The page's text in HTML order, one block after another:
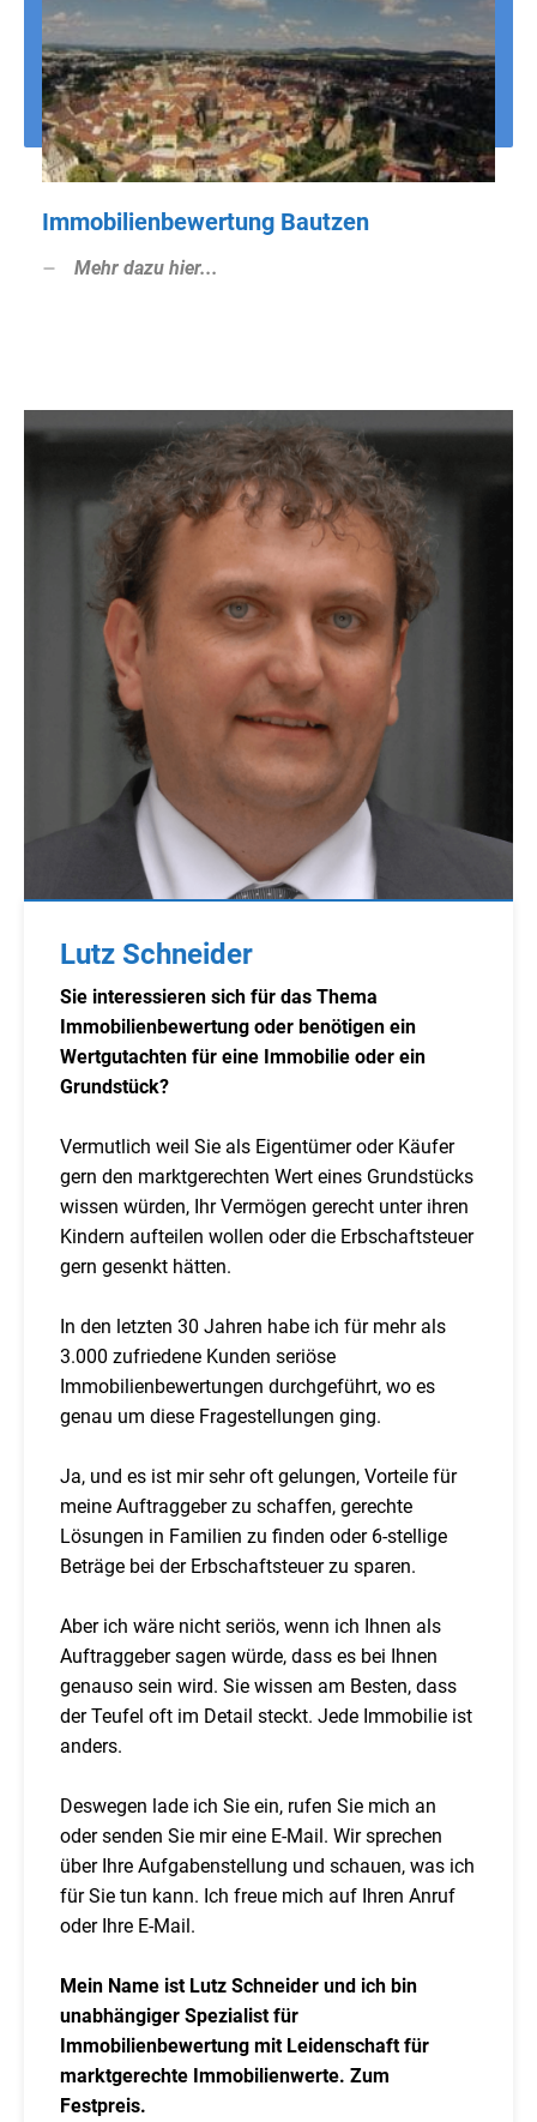
Immobilienbewertung Bautzen
Mehr dazu hier...
Lutz Schneider
Sie interessieren sich für das Thema
Immobilienbewertung oder benötigen ein
Wertgutachten für eine Immobilie oder ein
Grundstück?
Vermutlich weil Sie als Eigentümer oder Käufer
gern den marktgerechten Wert eines Grundstücks
wissen würden, Ihr Vermögen gerecht unter ihren
Kindern aufteilen wollen oder die Erbschaftsteuer
gern gesenkt hätten.
In den letzten 30 Jahren habe ich für mehr als
3.000 zufriedene Kunden seriöse
Immobilienbewertungen durchgeführt, wo es
genau um diese Fragestellungen ging.
Ja, und es ist mir sehr oft gelungen, Vorteile für
meine Auftraggeber zu schaffen, gerechte
Lösungen in Familien zu finden oder 6-stellige
Beträge bei der Erbschaftsteuer zu sparen.
Aber ich wäre nicht seriös, wenn ich Ihnen als
Auftraggeber sagen würde, dass es bei Ihnen
genauso sein wird. Sie wissen am Besten, dass
der Teufel oft im Detail steckt. Jede Immobilie ist
anders.
Deswegen lade ich Sie ein, rufen Sie mich an
oder senden Sie mir eine E-Mail. Wir sprechen
über Ihre Aufgabenstellung und schauen, was ich
für Sie tun kann. Ich freue mich auf Ihren Anruf
oder Ihre E-Mail.
Mein Name ist Lutz Schneider und ich bin
unabhängiger Spezialist für
Immobilienbewertung mit Leidenschaft für
marktgerechte Immobilienwerte. Zum
Festpreis.